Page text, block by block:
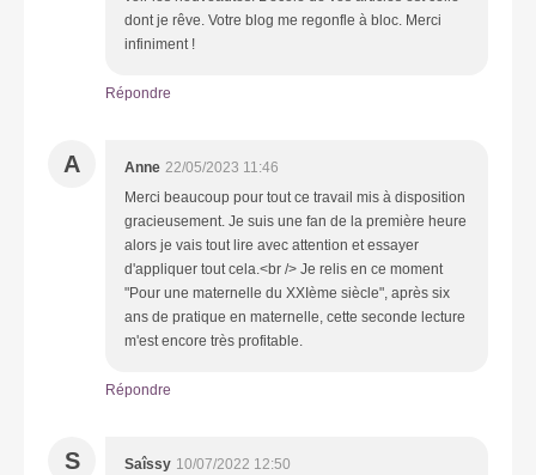
dont je rêve. Votre blog me regonfle à bloc. Merci
infiniment !
Répondre
A Anne 22/05/2023 11:46
Merci beaucoup pour tout ce travail mis à disposition
gracieusement. Je suis une fan de la première heure
alors je vais tout lire avec attention et essayer
d'appliquer tout cela.<br /> Je relis en ce moment
"Pour une maternelle du XXIème siècle", après six
ans de pratique en maternelle, cette seconde lecture
m'est encore très profitable.
Répondre
S Saîssy 10/07/2022 12:50